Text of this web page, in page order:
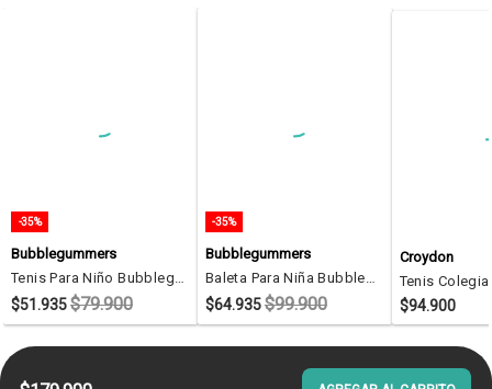
-35%
Bubblegummers
Tenis Para Niño Bubblegummers Azul Aquiles Dino Prewalker Boys 0 +
$51.935$79.900
-35%
Bubblegummers
Baleta Para Niña Bubblegummers Café Claro Echo Prewalker Girls 0 +
$64.935$99.900
Croydon
$94.900